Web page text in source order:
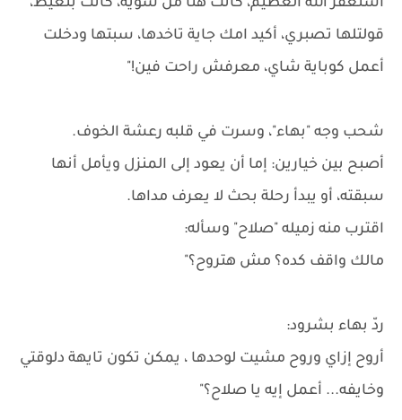
استغفر الله العظيم، كانت هنا من شوية، كانت بتعيط،
قولتلها تصبري، أكيد امك جاية تاخدها، سبتها ودخلت
أعمل كوباية شاي، معرفش راحت فين!"
شحب وجه "بهاء"، وسرت في قلبه رعشة الخوف.
أصبح بين خيارين: إما أن يعود إلى المنزل ويأمل أنها
سبقته، أو يبدأ رحلة بحث لا يعرف مداها.
اقترب منه زميله "صلاح" وسأله:
مالك واقف كده؟ مش هتروح؟"
ردّ بهاء بشرود:
أروح إزاي وروح مشيت لوحدها ، يمكن تكون تايهة دلوقتي
وخايفه... أعمل إيه يا صلاح؟"